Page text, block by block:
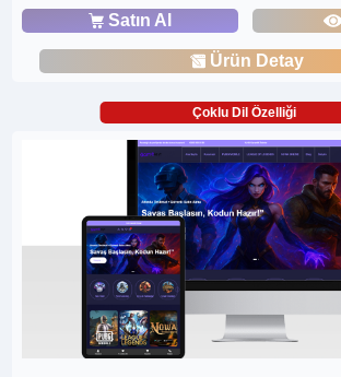
Satın Al
Ürün Detay
Çoklu Dil Özelliği